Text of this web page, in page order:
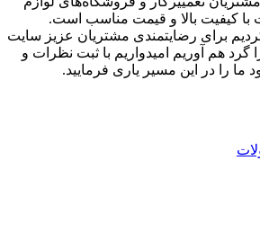
کیفیت بالا و قیمت مناسب است.
برای رضایتمندی مشتریان عزیز سایت
هم آوریم امیدواریم با ثبت نظرات و
ما را در این مسیر یاری فرمایید.